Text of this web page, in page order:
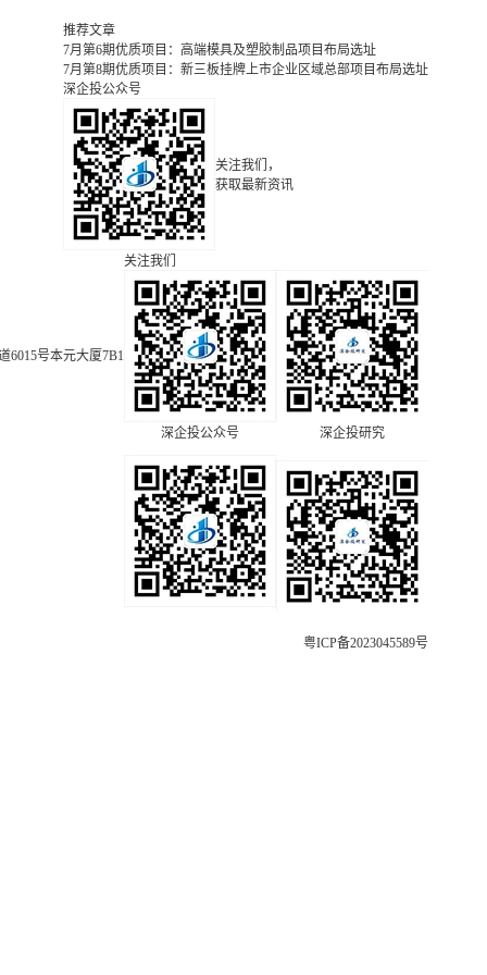
推荐文章
7月第6期优质项目：高端模具及塑胶制品项目布局选址
7月第8期优质项目：新三板挂牌上市企业区域总部项目布局选址
深企投公众号
关注我们，
获取最新资讯
6015号本元大厦7B1
关注我们
深企投公众号 深企投研究
粤ICP备2023045589号